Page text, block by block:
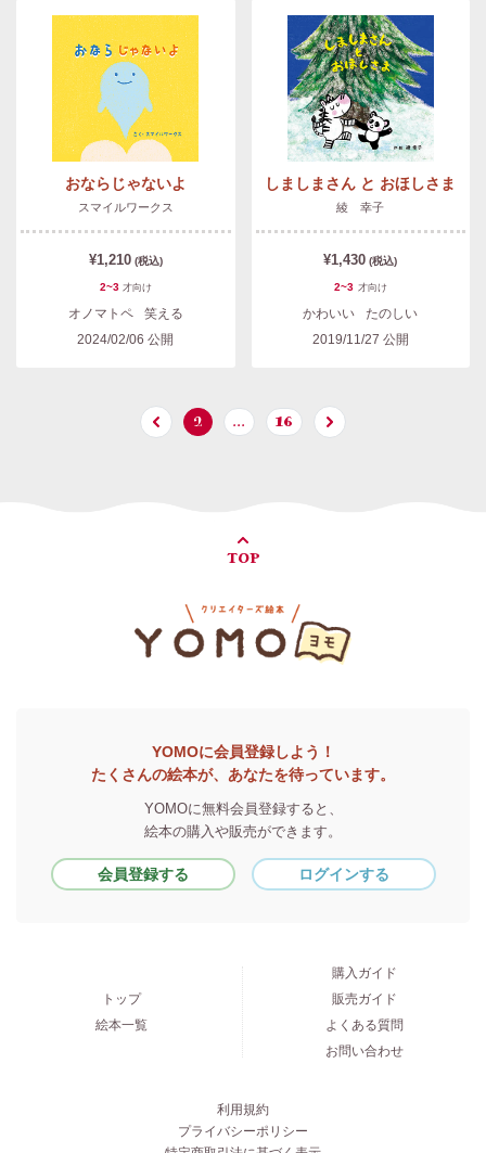
おならじゃないよ
スマイルワークス
¥1,210 (税込)
2~3 才向け
オノマトペ
笑える
2024/02/06 公開
しましまさん と おほしさま
綾 幸子
¥1,430 (税込)
2~3 才向け
かわいい
たのしい
2019/11/27 公開
2 … 16
TOP
YOMOに会員登録しよう！
たくさんの絵本が、あなたを待っています。
YOMOに無料会員登録すると、
絵本の購入や販売ができます。
会員登録する ログインする
トップ
絵本一覧
購入ガイド
販売ガイド
よくある質問
お問い合わせ
利用規約
プライバシーポリシー